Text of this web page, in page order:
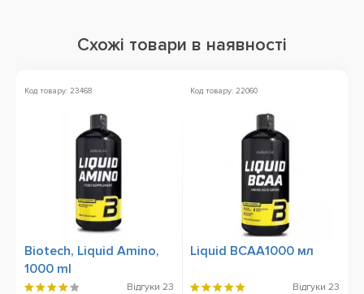
Схожі товари в наявності
Код товару: 23468
Biotech, Liquid Amino,
1000 ml
Відгуки 23
Код товару: 22060
Liquid BCAA1000 мл
Відгуки 23